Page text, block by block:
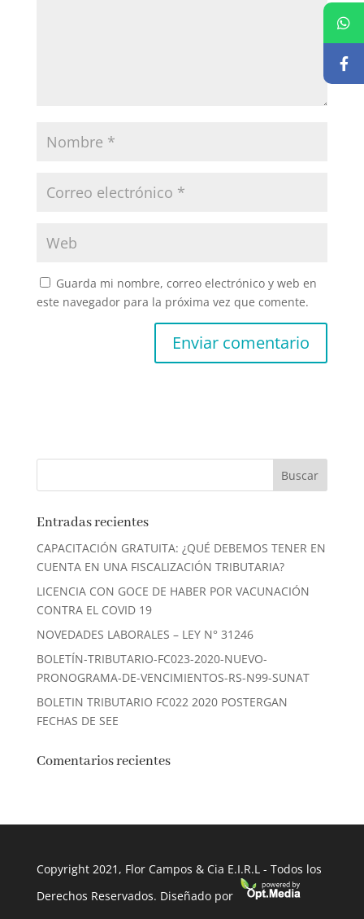
Guarda mi nombre, correo electrónico y web en
este navegador para la próxima vez que comente.
Entradas recientes
CAPACITACIÓN GRATUITA: ¿QUÉ DEBEMOS TENER EN
CUENTA EN UNA FISCALIZACIÓN TRIBUTARIA?
LICENCIA CON GOCE DE HABER POR VACUNACIÓN
CONTRA EL COVID 19
NOVEDADES LABORALES – LEY N° 31246
BOLETÍN-TRIBUTARIO-FC023-2020-NUEVO-
PRONOGRAMA-DE-VENCIMIENTOS-RS-N99-SUNAT
BOLETIN TRIBUTARIO FC022 2020 POSTERGAN
FECHAS DE SEE
Comentarios recientes
Copyright 2021, Flor Campos & Cia E.I.R.L - Todos los
Derechos Reservados. Diseñado por